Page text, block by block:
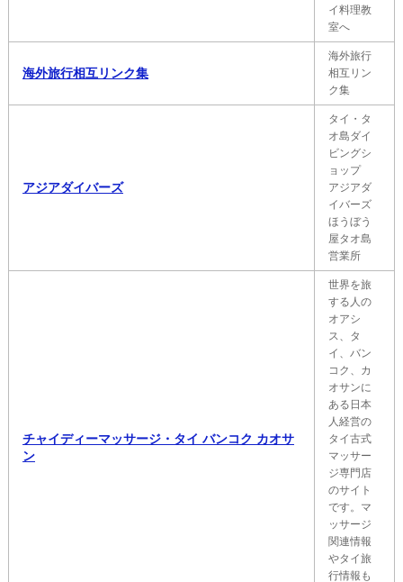
イ料理教
室へ
海外旅行相互リンク集
海外旅行
相互リン
ク集
アジアダイバーズ
タイ・タ
オ島ダイ
ビングシ
ョップ
アジアダ
イバーズ
ほうぼう
屋タオ島
営業所
チャイディーマッサージ・タイ バンコク カオサ
ン
世界を旅
する人の
オアシ
ス、タ
イ、バン
コク、カ
オサンに
ある日本
人経営の
タイ古式
マッサー
ジ専門店
のサイト
です。マ
ッサージ
関連情報
やタイ旅
行情報も